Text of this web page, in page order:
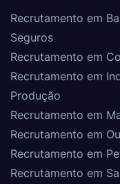
Recrutamento em
Seguros
Recrutamento em
Recrutamento em
Produção
Recrutamento em
Recrutamento em
Recrutamento em
Recrutamento em